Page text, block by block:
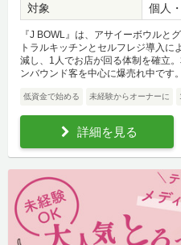
対象 個人
『J BOWL』は、アサイーボウルと
トラルキッチンとセルフレジ導入
減し、1人でお店が回る体制を確立
ンバウンド客を中心に爆売れ中です。
低資金で始める 未経験からオーナーに
詳細を見る